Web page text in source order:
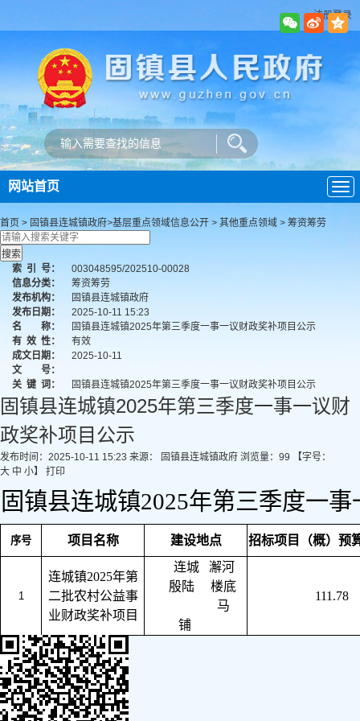
注册登录
导
航
网站首页
首页 > 固镇县连城镇政府>基层重点领域信息公开 > 其他重点领域 > 筹资筹劳
索 引 号：
003048595/202510-00028
信息分类：
筹资筹劳
发布机构：
固镇县连城镇政府
发布日期：
2025-10-11 15:23
名 称：
固镇县连城镇2025年第三季度一事一议财政奖补项目公示
有 效 性：
有效
成文日期：
2025-10-11
文 号：
关 键 词： 固镇县连城镇2025年第三季度一事一议财政奖补项目公示
固镇县连城镇2025年第三季度一事一议财
政奖补项目公示
发布时间：2025-10-11 15:23 来源： 固镇县连城镇政府 浏览量： 99
【字号：
大 中 小】 打印
固镇县连城镇2025年第三季度一
序号 项目名称 建设地点 招标项目（概）预
1
连城镇2025年第
二批农村公益事
业财政奖补项目
连城
澥河
殷陆 楼底
马
铺
111.78